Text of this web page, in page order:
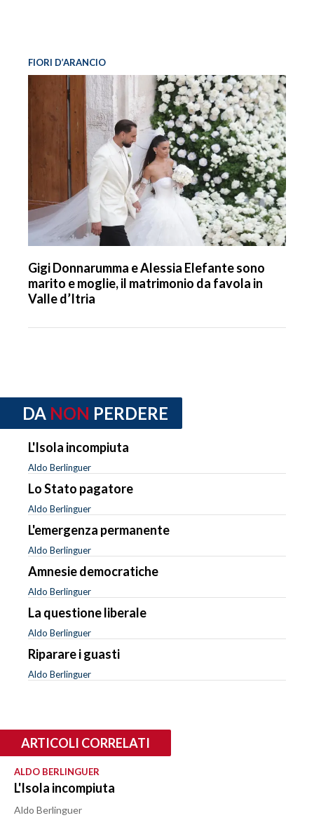
FIORI D’ARANCIO
Gigi Donnarumma e Alessia Elefante sono
marito e moglie, il matrimonio da favola in
Valle d’Itria
DA NON PERDERE
L'Isola incompiuta
Aldo Berlinguer
Lo Stato pagatore
Aldo Berlinguer
L'emergenza permanente
Aldo Berlinguer
Amnesie democratiche
Aldo Berlinguer
La questione liberale
Aldo Berlinguer
Riparare i guasti
Aldo Berlinguer
ARTICOLI CORRELATI
ALDO BERLINGUER
L'Isola incompiuta
Aldo Berlinguer